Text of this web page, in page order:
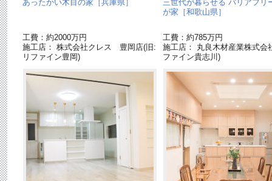
あったかい木目の家［兵庫県］
工費：約2000万円
施工店： 株式会社クレス 豊岡店(旧:
リファイン豊岡)
三世代が暮らせる バリアフリ
が家［和歌山県］
工費：約785万円
施工店： 丸良木材産業株式会
ファイン貴志川)